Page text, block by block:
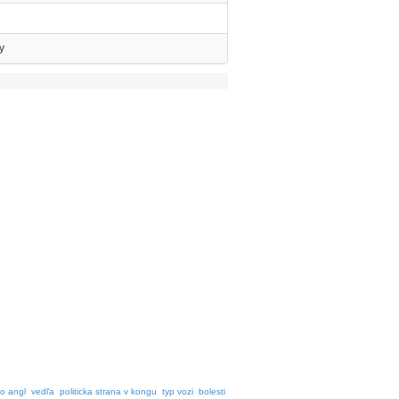
angl vedľa politicka strana v kongu typ vozi bolesti